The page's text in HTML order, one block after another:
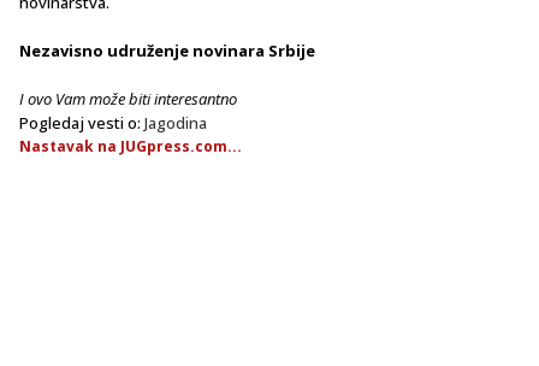
Nezavisno udruženje novinara Srbije
I ovo Vam može biti interesantno
Pogledaj vesti o: Jagodina
Nastavak na JUGpress.com...